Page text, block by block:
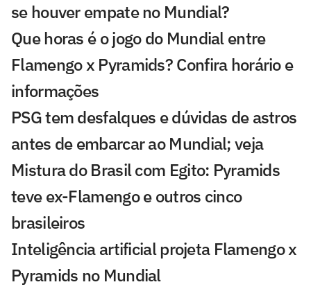
se houver empate no Mundial?
Que horas é o jogo do Mundial entre
Flamengo x Pyramids? Confira horário e
informações
PSG tem desfalques e dúvidas de astros
antes de embarcar ao Mundial; veja
Mistura do Brasil com Egito: Pyramids
teve ex-Flamengo e outros cinco
brasileiros
Inteligência artificial projeta Flamengo x
Pyramids no Mundial